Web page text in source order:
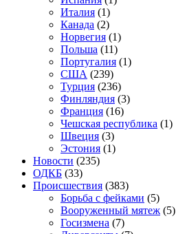
Италия (1)
Канада (2)
Норвегия (1)
Польша (11)
Португалия (1)
США (239)
Турция (236)
Финляндия (3)
Франция (16)
Чешская республика (1)
Швеция (3)
Эстония (1)
Новости (235)
ОДКБ (33)
Происшествия (383)
Борьба с фейками (5)
Вооруженный мятеж (5)
Госизмена (7)